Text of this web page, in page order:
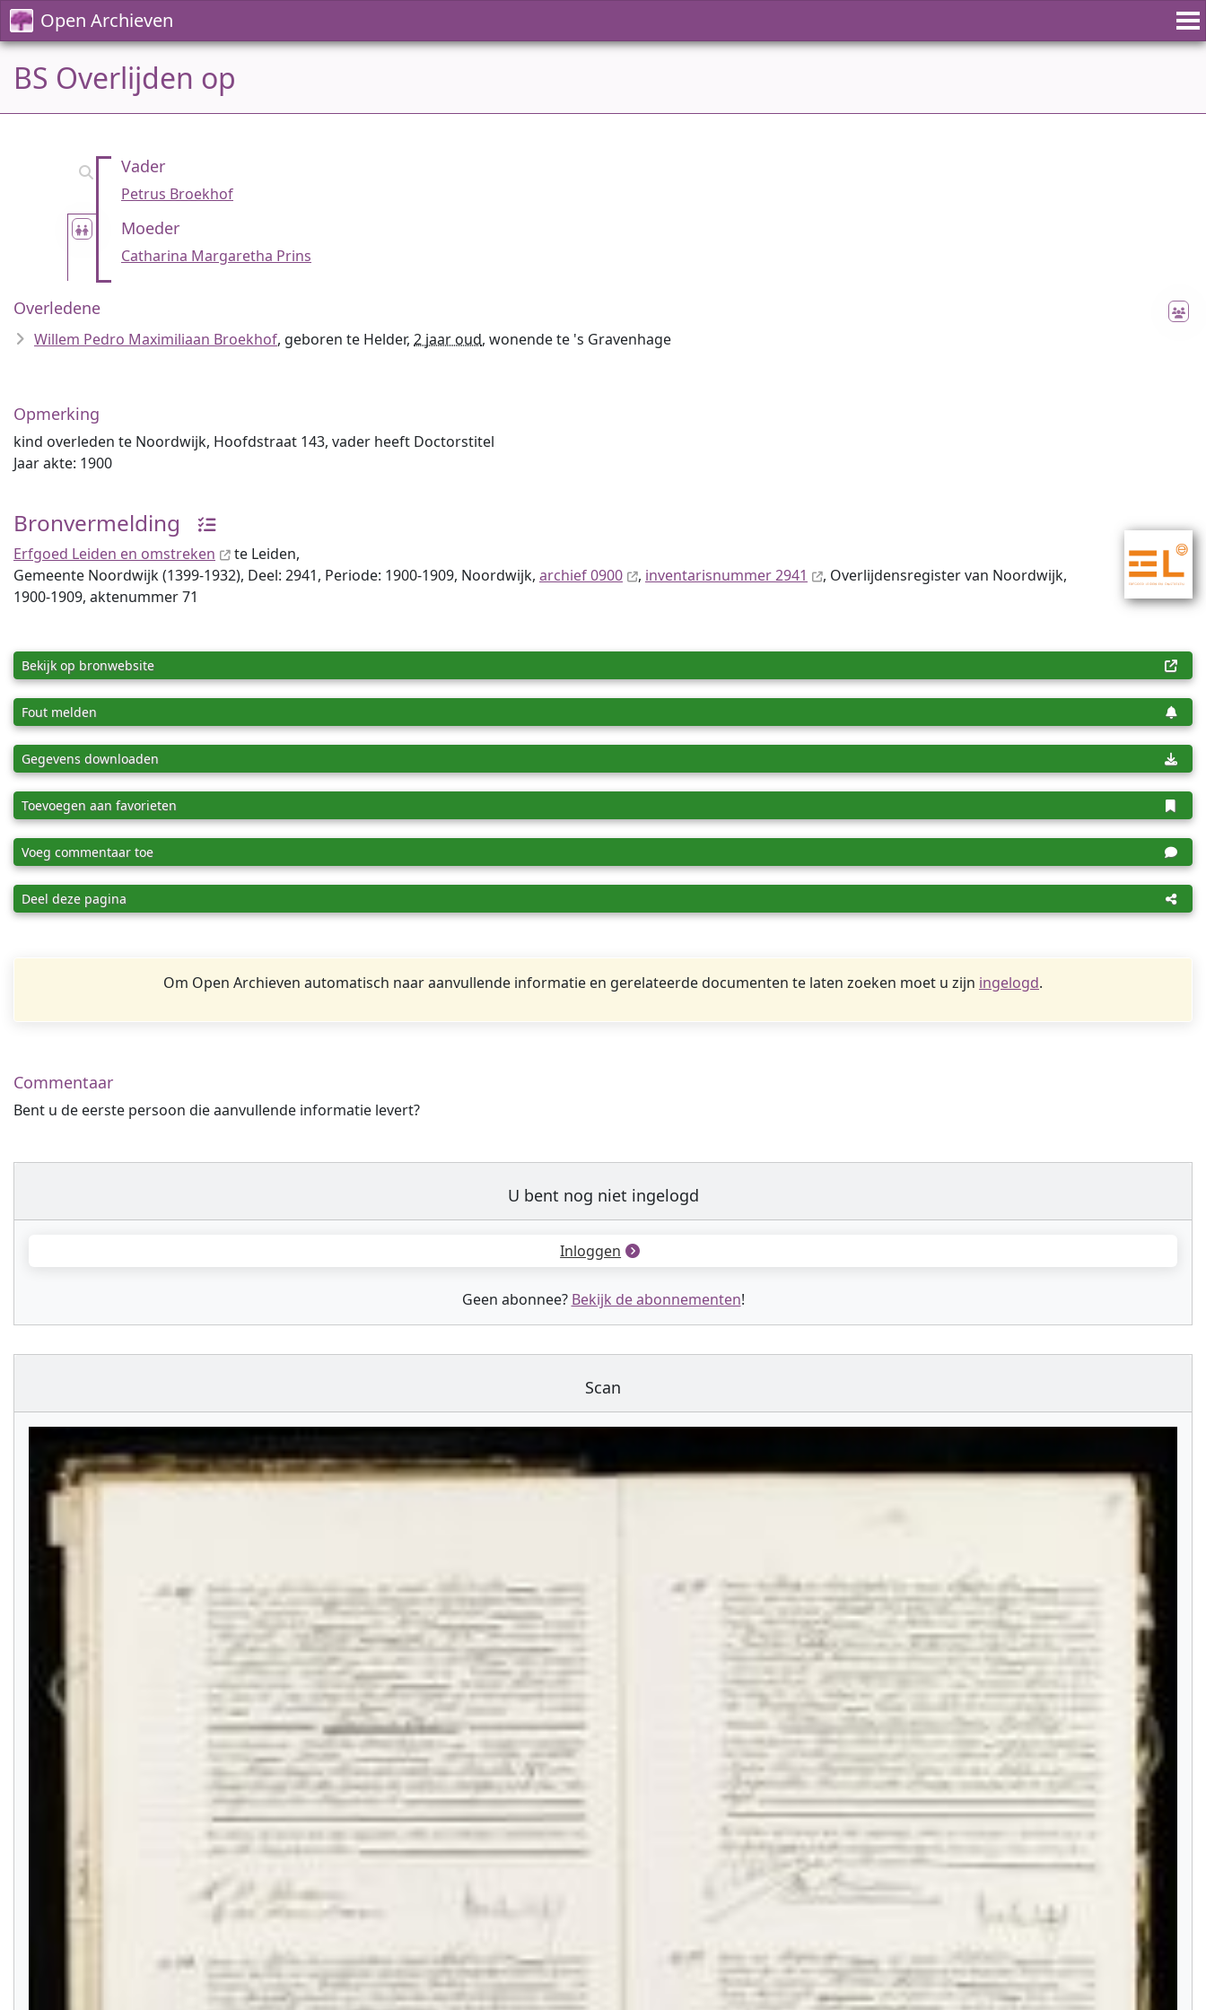
Open Archieven
BS Overlijden op
Vader
Petrus Broekhof
Moeder
Catharina Margaretha Prins
Overledene
Willem Pedro Maximiliaan Broekhof, geboren te Helder, 2 jaar oud, wonende te 's Gravenhage
Opmerking
kind overleden te Noordwijk, Hoofdstraat 143, vader heeft Doctorstitel
Jaar akte: 1900
Bronvermelding
Erfgoed Leiden en omstreken
te Leiden,
Gemeente Noordwijk (1399-1932), Deel: 2941, Periode: 1900-1909, Noordwijk, archief 0900 , inventaris­num­mer 2941
, Overlijdensregister van Noordwijk,
1900-1909, aktenummer 71
Bekijk op bronwebsite
Fout melden
Gegevens downloaden
Toevoegen aan favorieten
Voeg commentaar toe
Deel deze pagina
Om Open Archieven automatisch naar aanvullende informatie en gerelateerde documenten te laten zoeken moet u zijn ingelogd.
Commentaar
Bent u de eerste persoon die aanvullende informatie levert?
U bent nog niet ingelogd
Inloggen
Geen abonnee? Bekijk de abonnementen!
Scan